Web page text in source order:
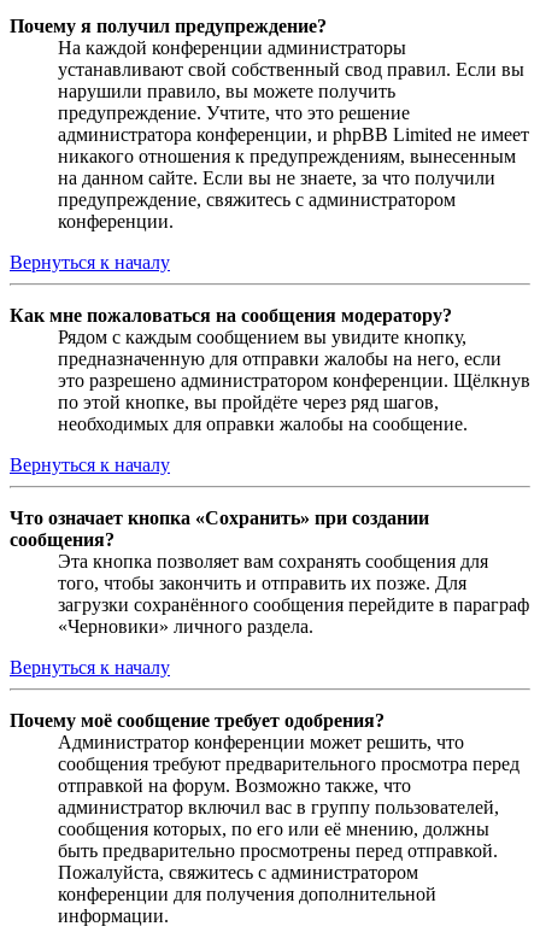
Почему я получил предупреждение?
На каждой конференции администраторы
устанавливают свой собственный свод правил. Если вы
нарушили правило, вы можете получить
предупреждение. Учтите, что это решение
администратора конференции, и phpBB Limited не имеет
никакого отношения к предупреждениям, вынесенным
на данном сайте. Если вы не знаете, за что получили
предупреждение, свяжитесь с администратором
конференции.
Вернуться к началу
Как мне пожаловаться на сообщения модератору?
Рядом с каждым сообщением вы увидите кнопку,
предназначенную для отправки жалобы на него, если
это разрешено администратором конференции. Щёлкнув
по этой кнопке, вы пройдёте через ряд шагов,
необходимых для оправки жалобы на сообщение.
Вернуться к началу
Что означает кнопка «Сохранить» при создании
сообщения?
Эта кнопка позволяет вам сохранять сообщения для
того, чтобы закончить и отправить их позже. Для
загрузки сохранённого сообщения перейдите в параграф
«Черновики» личного раздела.
Вернуться к началу
Почему моё сообщение требует одобрения?
Администратор конференции может решить, что
сообщения требуют предварительного просмотра перед
отправкой на форум. Возможно также, что
администратор включил вас в группу пользователей,
сообщения которых, по его или её мнению, должны
быть предварительно просмотрены перед отправкой.
Пожалуйста, свяжитесь с администратором
конференции для получения дополнительной
информации.